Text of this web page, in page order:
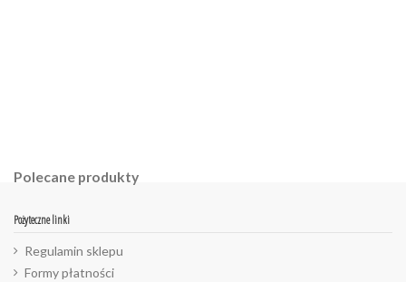
Polecane produkty
Pożyteczne linki
Regulamin sklepu
Formy płatności